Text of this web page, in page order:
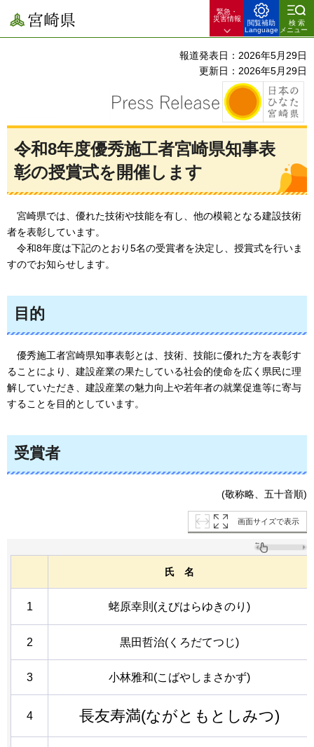
宮崎県
緊急・
災害情報
閲覧補助
Language
検索
メニュー
報道発表日：2026年5月29日
更新日：2026年5月29日
令和8年度優秀施工者宮崎県知事表
彰の授賞式を開催します
宮崎県では、優れた技術や技能を有し、他の模範となる建設技術
者を表彰しています。
令和8年度は下記のとおり5名の受賞者を決定し、授賞式を行いま
すのでお知らせします。
目的
優秀施工者宮崎県知事表彰とは、技術、技能に優れた方を表彰す
ることにより、建設産業の果たしている社会的使命を広く県民に理
解していただき、建設産業の魅力向上や若年者の就業促進等に寄与
することを目的としています。
受賞者
(敬称略、五十音順)
画面サイズで表示
氏 名
1 蛯原幸則(えびはらゆきのり)
2 黒田哲治(くろだてつじ)
3 小林雅和(こばやしまさかず)
4 長友寿満(ながともとしみつ)